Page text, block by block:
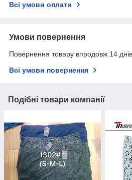
Всі умови оплати
Умови повернення
Повернення товару впродовж 14
Всі умови повернення
Подібні товари компанії